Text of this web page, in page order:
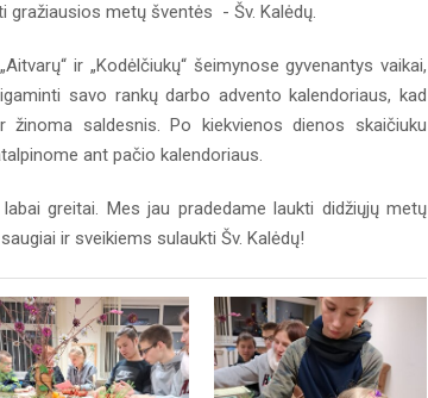
gražiausios metų šventės - Šv. Kalėdų.
ir „Kodėlčiukų“ šeimynose gyvenantys vaikai,
savo rankų darbo advento kalendoriaus, kad
žinoma saldesnis. Po kiekvienos dienos skaičiuku
ant pačio kalendoriaus.
greitai. Mes jau pradedame laukti didžiųjų metų
ir sveikiems sulaukti Šv. Kalėdų!